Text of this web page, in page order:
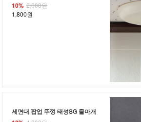
10% 2,000원
1,800원
세면대 팝업 뚜껑 태성SG 물마개